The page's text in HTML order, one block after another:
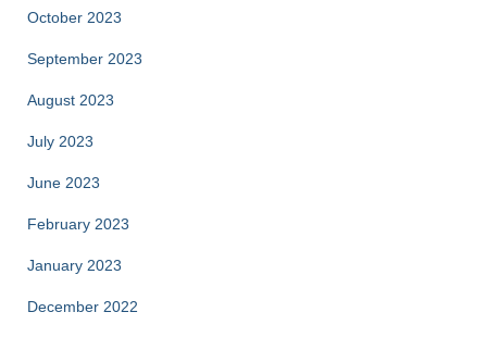
October 2023
September 2023
August 2023
July 2023
June 2023
February 2023
January 2023
December 2022